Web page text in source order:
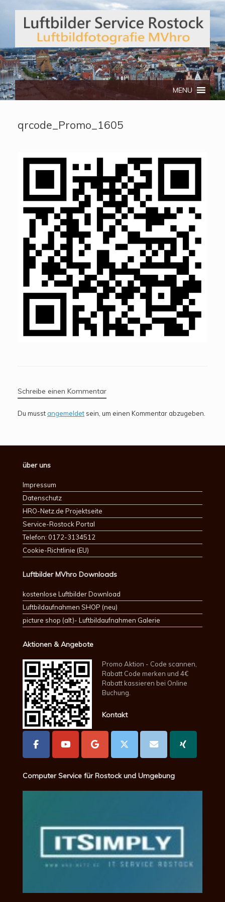
Telefon: 0172/3134512
MENU
qrcode_Promo_1605
Schreibe einen Kommentar
Du musst angemeldet sein, um einen Kommentar abzugeben.
über uns
Impressum
Datenschutz
HRO-Netz.de Projektseite
Service-Rostock Portal
Telefon: 0172-3134512
Cookie-Richtlinie (EU)
Luftbilder MVhro Downloads
kostenlose Luftbilder Download
Luftbildaufnahmen SHOP (neu)
picture shop (alt)- Luftbildaufnahmen Galerie
Aktionen & Angebote
Promo Aktion - Code scannen,
Rabatt Code merken und 4€
Rabatt kassieren bei Online
Buchung.
Kontakt
Computer Service für Rostock und Umgebung